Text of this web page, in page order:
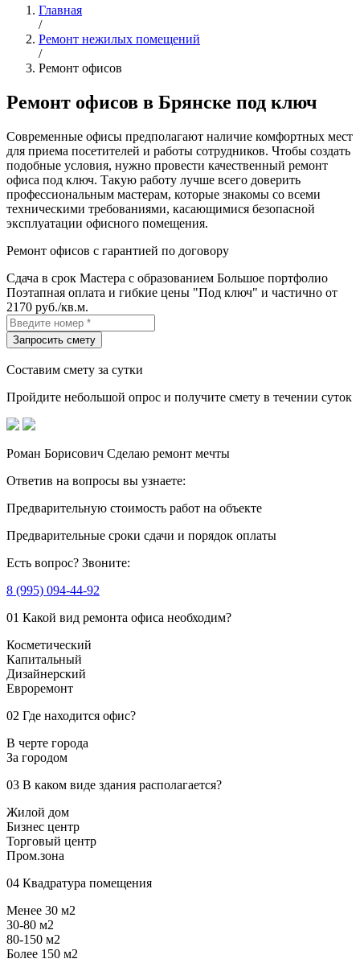
Главная
/
Ремонт нежилых помещений
/
Ремонт офисов
Ремонт офисов в Брянске под ключ
Современные офисы предполагают наличие комфортных мест
для приема посетителей и работы сотрудников. Чтобы создать
подобные условия, нужно провести качественный ремонт
офиса под ключ. Такую работу лучше всего доверить
профессиональным мастерам, которые знакомы со всеми
техническими требованиями, касающимися безопасной
эксплуатации офисного помещения.
Ремонт офисов с гарантией по договору
Сдача в срок Мастера с образованием Большое портфолио
Поэтапная оплата и гибкие цены "Под ключ" и частично от
2170 руб./кв.м.
Составим смету за сутки
Пройдите небольшой опрос и получите смету в течении суток
Роман Борисович Сделаю ремонт мечты
Ответив на вопросы вы узнаете:
Предварительную стоимость работ на объекте
Предварительные сроки сдачи и порядок оплаты
Есть вопрос? Звоните:
8 (995) 094-44-92
01 Какой вид ремонта офиса необходим?
Косметический
Капитальный
Дизайнерский
Евроремонт
02 Где находится офис?
В черте города
За городом
03 В каком виде здания располагается?
Жилой дом
Бизнес центр
Торговый центр
Пром.зона
04 Квадратура помещения
Менее 30 м2
30-80 м2
80-150 м2
Более 150 м2